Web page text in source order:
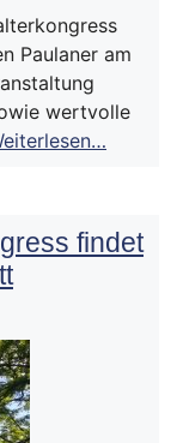
Paulaner am
wertvolle
findet